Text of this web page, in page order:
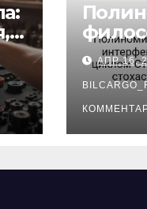
среде
АПР 16,